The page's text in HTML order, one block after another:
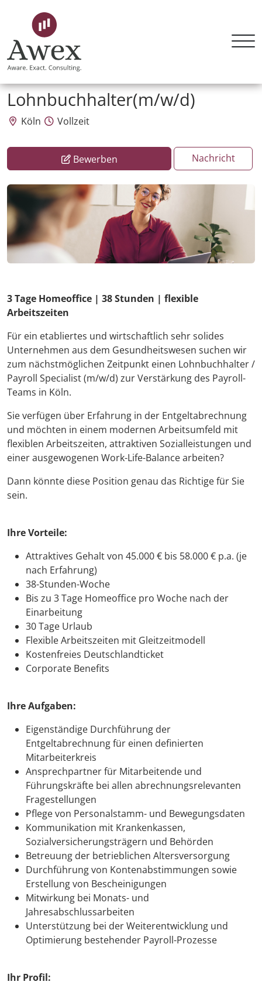
Lohnbuchhalter(m/w/d)
Köln Vollzeit
Bewerben Nachricht
3 Tage Homeoffice | 38 Stunden | flexible
Arbeitszeiten
Für ein etabliertes und wirtschaftlich sehr solides
Unternehmen aus dem Gesundheitswesen suchen wir
zum nächstmöglichen Zeitpunkt einen Lohnbuchhalter /
Payroll Specialist (m/w/d) zur Verstärkung des Payroll-
Teams in Köln.
Sie verfügen über Erfahrung in der Entgeltabrechnung
und möchten in einem modernen Arbeitsumfeld mit
flexiblen Arbeitszeiten, attraktiven Sozialleistungen und
einer ausgewogenen Work-Life-Balance arbeiten?
Dann könnte diese Position genau das Richtige für Sie
sein.
Ihre Vorteile:
Attraktives Gehalt von 45.000 € bis 58.000 € p.a. (je
nach Erfahrung)
38-Stunden-Woche
Bis zu 3 Tage Homeoffice pro Woche nach der
Einarbeitung
30 Tage Urlaub
Flexible Arbeitszeiten mit Gleitzeitmodell
Kostenfreies Deutschlandticket
Corporate Benefits
Ihre Aufgaben:
Eigenständige Durchführung der
Entgeltabrechnung für einen definierten
Mitarbeiterkreis
Ansprechpartner für Mitarbeitende und
Führungskräfte bei allen abrechnungsrelevanten
Fragestellungen
Pflege von Personalstamm- und Bewegungsdaten
Kommunikation mit Krankenkassen,
Sozialversicherungsträgern und Behörden
Betreuung der betrieblichen Altersversorgung
Durchführung von Kontenabstimmungen sowie
Erstellung von Bescheinigungen
Mitwirkung bei Monats- und
Jahresabschlussarbeiten
Unterstützung bei der Weiterentwicklung und
Optimierung bestehender Payroll-Prozesse
Ihr Profil: